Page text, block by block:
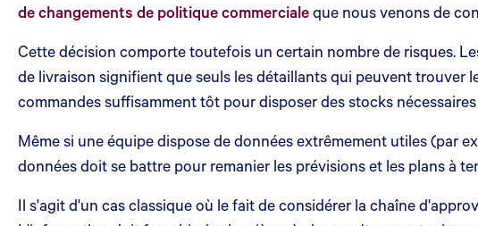
de changements de politique commercialeque nous venons de
Cette décision comporte toutefois un certain nombre de risques.
de livraison signifient que seuls les détaillants qui peuvent trouver
commandes suffisamment tôt pour disposer des stocks
Même si une équipe dispose de données extrêmement utiles (par
données doit se battre pour remanier les prévisions et les plans à
Il s'agit d'un cas classique où le fait de considérer la chaîne